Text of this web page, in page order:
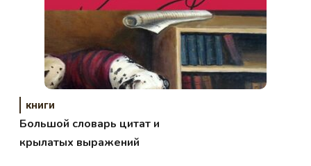
книги
Большой словарь цитат и
крылатых выражений